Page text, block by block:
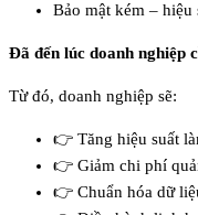
Bảo mật kém – hiệu
Đã đến lúc doanh nghiệp
Từ đó, doanh nghiệp sẽ:
👉 Tăng hiệu suất
👉 Giảm chi phí
👉 Chuẩn hóa dữ